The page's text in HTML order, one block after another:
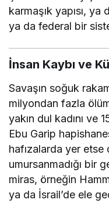
karmaşık yapısı,
ya da federal bir
İnsan Kaybı ve
Savaşın soğuk
milyondan fazla
yakın dul kadını ve
Ebu Garip
hafızalarda yer etse
umursanmadığı bir
miras, örneğin
ya da İsrail’de ele